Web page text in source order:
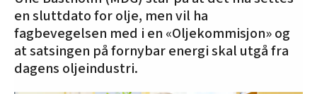
en sluttdato for olje, men vil ha
fagbevegelsen med i en «Oljekommisjon» og
at satsingen på fornybar energi skal utgå fra
dagens oljeindustri.